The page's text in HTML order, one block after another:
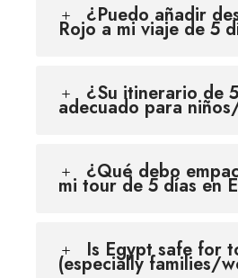
¿Puedo añadir
Rojo a mi viaje de 5
¿Su itinerario de
adecuado para
¿Qué debo
mi tour de 5 días en
Is Egypt safe for
(especially families/